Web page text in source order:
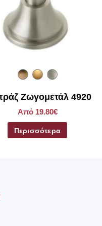
Ζωγομετάλ 4920
Από 19.80€
Περισσότερα